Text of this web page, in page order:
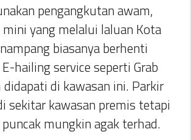
pengangkutan awam,
mini yang melalui laluan Kota
biasanya berhenti
hailing service seperti Grab
di kawasan ini. Parkir
sekitar kawasan premis tetapi
mungkin agak terhad.